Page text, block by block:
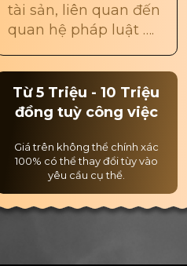
tài sản, liên quan đến
quan hệ pháp luật ….
Từ 5 Triệu - 10 Triệu
đồng tuỳ công việc
Giá trên không thể chính xác
100% có thể thay đổi tùy vào
yêu cầu cụ thể.